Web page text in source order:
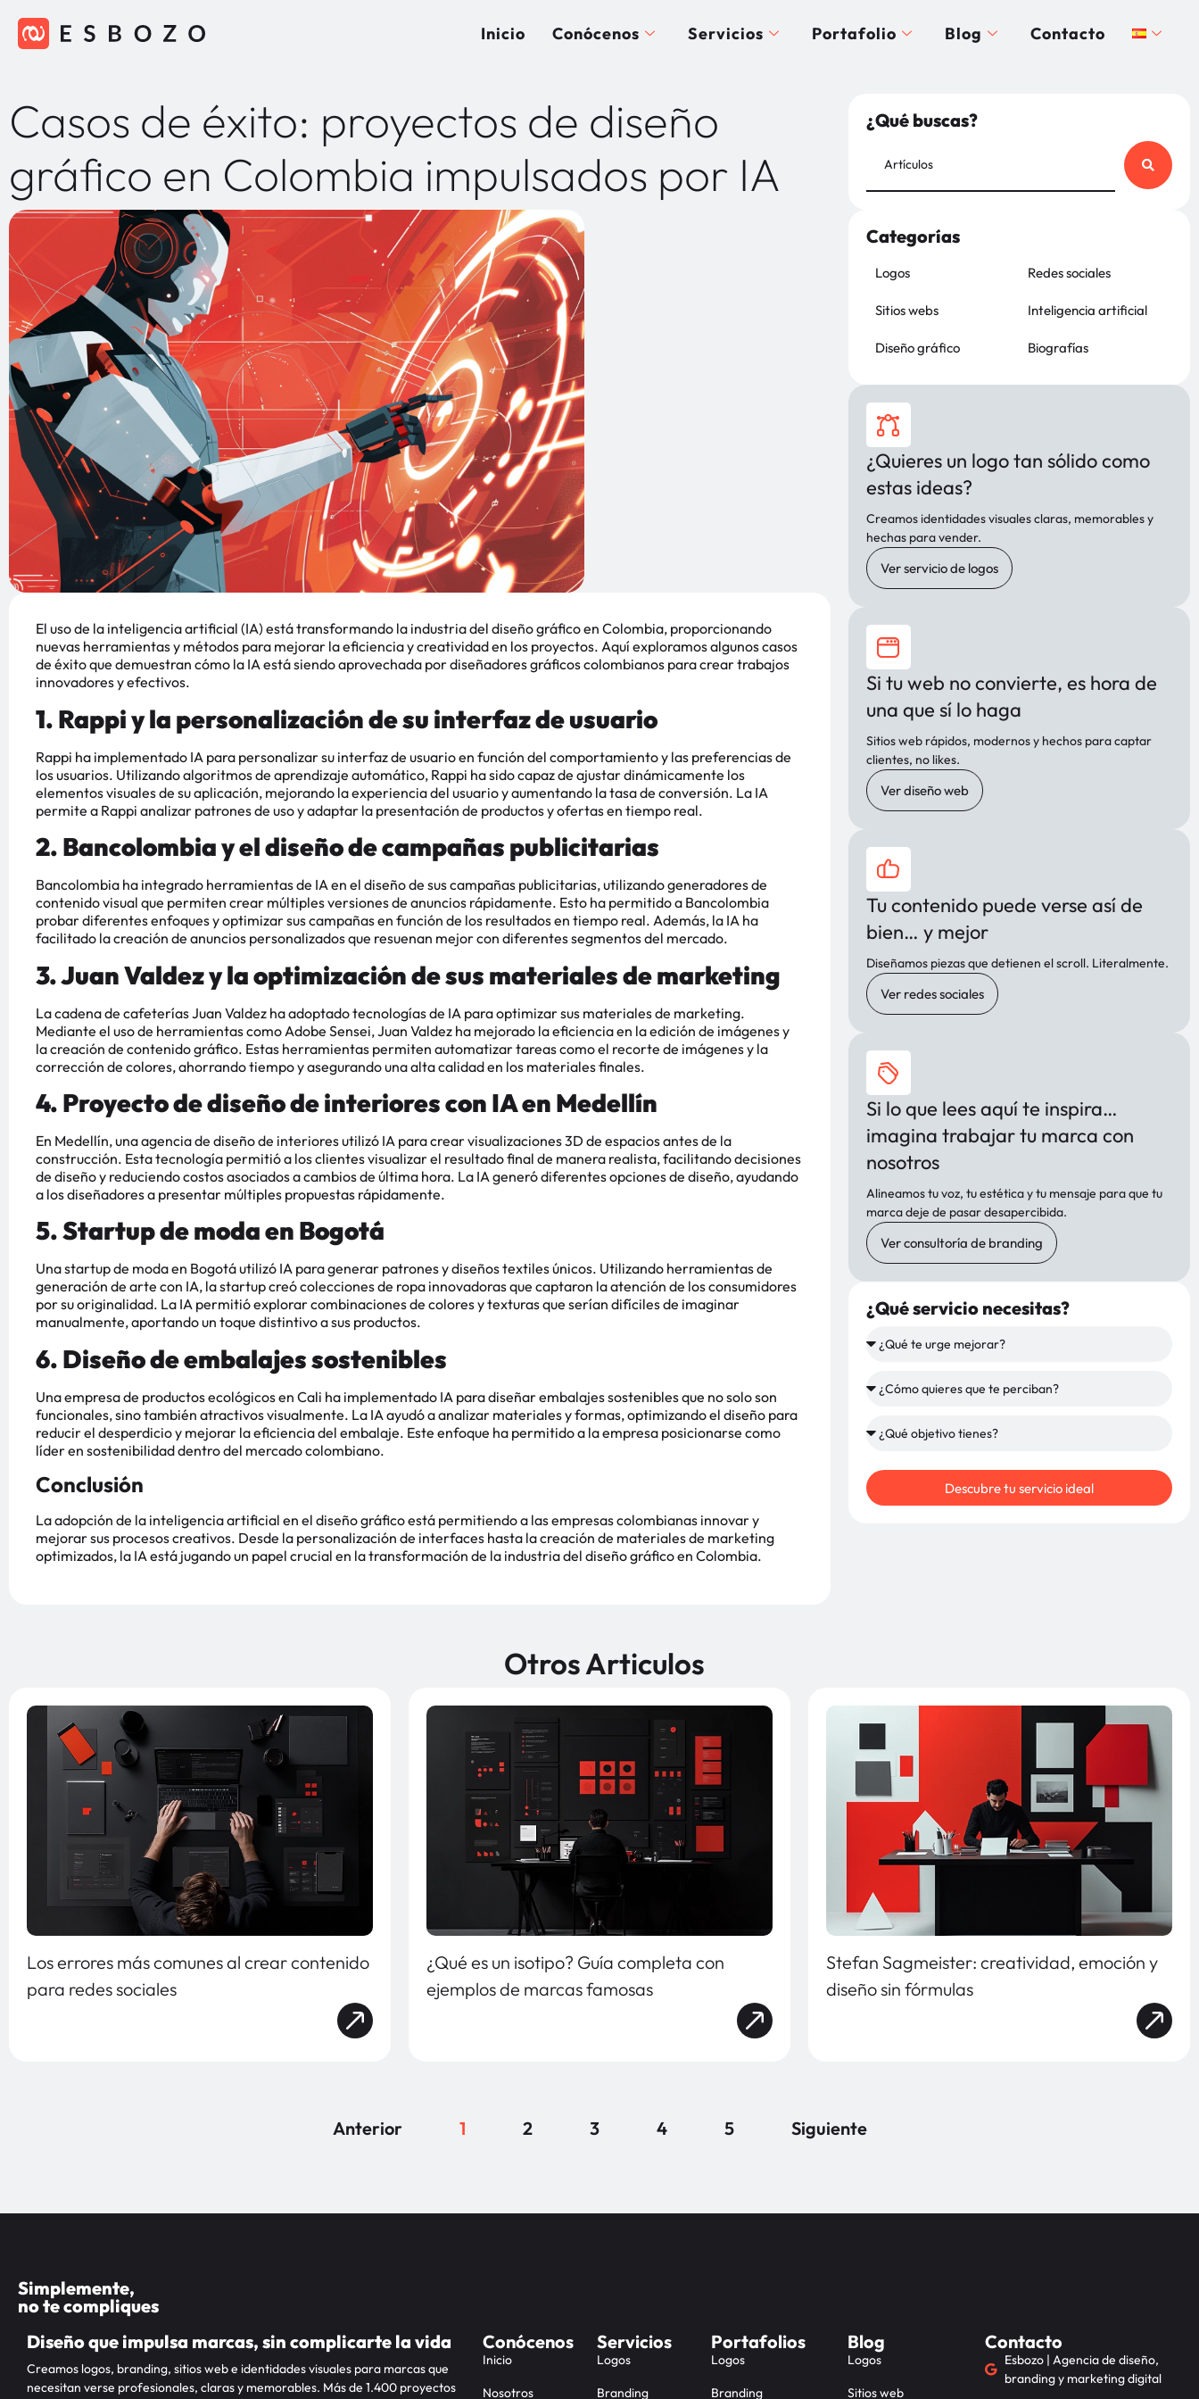
Inicio Conócenos Servicios Portafolio Blog Contacto
Casos de éxito: proyectos de diseño
gráfico en Colombia impulsados por IA
El uso de la inteligencia artificial (IA) está transformando la industria del diseño gráfico en Colombia, proporcionando
nuevas herramientas y métodos para mejorar la eficiencia y creatividad en los proyectos. Aquí exploramos algunos casos
de éxito que demuestran cómo la IA está siendo aprovechada por diseñadores gráficos colombianos para crear trabajos
innovadores y efectivos.
1. Rappi y la personalización de su interfaz de usuario
Rappi ha implementado IA para personalizar su interfaz de usuario en función del comportamiento y las preferencias de
los usuarios. Utilizando algoritmos de aprendizaje automático, Rappi ha sido capaz de ajustar dinámicamente los
elementos visuales de su aplicación, mejorando la experiencia del usuario y aumentando la tasa de conversión. La IA
permite a Rappi analizar patrones de uso y adaptar la presentación de productos y ofertas en tiempo real​​.
2. Bancolombia y el diseño de campañas publicitarias
Bancolombia ha integrado herramientas de IA en el diseño de sus campañas publicitarias, utilizando generadores de
contenido visual que permiten crear múltiples versiones de anuncios rápidamente. Esto ha permitido a Bancolombia
probar diferentes enfoques y optimizar sus campañas en función de los resultados en tiempo real. Además, la IA ha
facilitado la creación de anuncios personalizados que resuenan mejor con diferentes segmentos del mercado​​.
3. Juan Valdez y la optimización de sus materiales de marketing
La cadena de cafeterías Juan Valdez ha adoptado tecnologías de IA para optimizar sus materiales de marketing.
Mediante el uso de herramientas como Adobe Sensei, Juan Valdez ha mejorado la eficiencia en la edición de imágenes y
la creación de contenido gráfico. Estas herramientas permiten automatizar tareas como el recorte de imágenes y la
corrección de colores, ahorrando tiempo y asegurando una alta calidad en los materiales finales​​.
4. Proyecto de diseño de interiores con IA en Medellín
En Medellín, una agencia de diseño de interiores utilizó IA para crear visualizaciones 3D de espacios antes de la
construcción. Esta tecnología permitió a los clientes visualizar el resultado final de manera realista, facilitando decisiones
de diseño y reduciendo costos asociados a cambios de última hora. La IA generó diferentes opciones de diseño, ayudando
a los diseñadores a presentar múltiples propuestas rápidamente​​.
5. Startup de moda en Bogotá
Una startup de moda en Bogotá utilizó IA para generar patrones y diseños textiles únicos. Utilizando herramientas de
generación de arte con IA, la startup creó colecciones de ropa innovadoras que captaron la atención de los consumidores
por su originalidad. La IA permitió explorar combinaciones de colores y texturas que serían difíciles de imaginar
manualmente, aportando un toque distintivo a sus productos​​​​.
6. Diseño de embalajes sostenibles
Una empresa de productos ecológicos en Cali ha implementado IA para diseñar embalajes sostenibles que no solo son
funcionales, sino también atractivos visualmente. La IA ayudó a analizar materiales y formas, optimizando el diseño para
reducir el desperdicio y mejorar la eficiencia del embalaje. Este enfoque ha permitido a la empresa posicionarse como
líder en sostenibilidad dentro del mercado colombiano​​.
Conclusión
La adopción de la inteligencia artificial en el diseño gráfico está permitiendo a las empresas colombianas innovar y
mejorar sus procesos creativos. Desde la personalización de interfaces hasta la creación de materiales de marketing
optimizados, la IA está jugando un papel crucial en la transformación de la industria del diseño gráfico en Colombia.
¿Qué buscas?
Categorías
Logos
Sitios webs
Diseño gráfico
Redes sociales
Inteligencia artificial
Biografías
¿Quieres un logo tan sólido como
estas ideas?
Creamos identidades visuales claras, memorables y
hechas para vender.
Ver servicio de logos
Si tu web no convierte, es hora de
una que sí lo haga
Sitios web rápidos, modernos y hechos para captar
clientes, no likes.
Ver diseño web
Tu contenido puede verse así de
bien… y mejor
Diseñamos piezas que detienen el scroll. Literalmente.
Ver redes sociales
Si lo que lees aquí te inspira…
imagina trabajar tu marca con
nosotros
Alineamos tu voz, tu estética y tu mensaje para que tu
marca deje de pasar desapercibida.
Ver consultoría de branding
¿Qué servicio necesitas?
Descubre tu servicio ideal
Otros Articulos
Los errores más comunes al crear contenido
para redes sociales
¿Qué es un isotipo? Guía completa con
ejemplos de marcas famosas
Stefan Sagmeister: creatividad, emoción y
diseño sin fórmulas
Anterior 1 2 3 4 5 Siguiente
Simplemente,
no te compliques
Diseño que impulsa marcas, sin complicarte la vida
Creamos logos, branding, sitios web e identidades visuales para marcas que
necesitan verse profesionales, claras y memorables. Más de 1.400 proyectos
Conócenos
Inicio
Nosotros
Servicios
Logos
Branding
Portafolios
Logos
Branding
Blog
Logos
Sitios web
Contacto
Esbozo | Agencia de diseño,
branding y marketing digital